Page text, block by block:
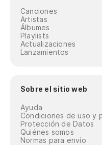
Canciones
Artistas
Álbumes
Playlists
Actualizaciones
Lanzamientos
Sobre el sitio web
Ayuda
Condiciones de uso y
Protección de Datos
Quiénes somos
Normas para envío